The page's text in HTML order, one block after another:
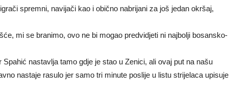
spremni, navijači kao i obično nabrijani za još jedan okršaj,
mi se branimo, ovo ne bi mogao predvidjeti ni najbolji bosansko-
nastavlja tamo gdje je stao u Zenici, ali ovaj put na našu
nastaje rasulo jer samo tri minute poslije u listu strijelaca upisuje